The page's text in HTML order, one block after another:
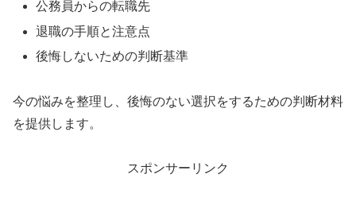
公務員からの転職先
退職の手順と注意点
後悔しないための判断基準
今の悩みを整理し、後悔のない選択をするための判断材料
を提供します。
スポンサーリンク